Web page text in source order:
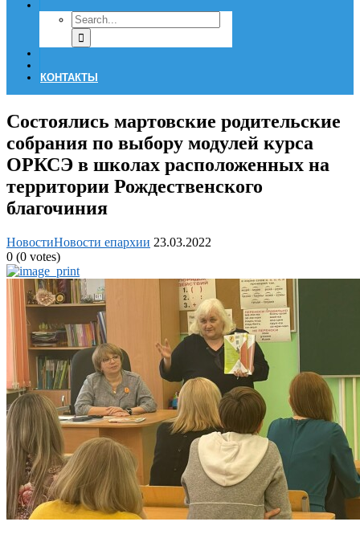
КОНТАКТЫ
Состоялись мартовские родительские
собрания по выбору модулей курса
ОРКСЭ в школах расположенных на
территории Рождественского
благочиния
НовостиНовости епархии 23.03.2022
0 (0 votes)